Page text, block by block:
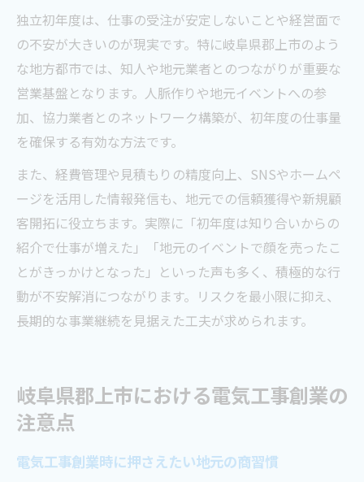
独立初年度は、仕事の受注が安定しないことや経営面で
の不安が大きいのが現実です。特に岐阜県郡上市のよう
な地方都市では、知人や地元業者とのつながりが重要な
営業基盤となります。人脈作りや地元イベントへの参
加、協力業者とのネットワーク構築が、初年度の仕事量
を確保する有効な方法です。
また、経費管理や見積もりの精度向上、SNSやホームペ
ージを活用した情報発信も、地元での信頼獲得や新規顧
客開拓に役立ちます。実際に「初年度は知り合いからの
紹介で仕事が増えた」「地元のイベントで顔を売ったこ
とがきっかけとなった」といった声も多く、積極的な行
動が不安解消につながります。リスクを最小限に抑え、
長期的な事業継続を見据えた工夫が求められます。
岐阜県郡上市における電気工事創業の
注意点
電気工事創業時に押さえたい地元の商習慣